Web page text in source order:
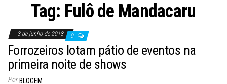
Tag: Fulô de Mandacaru
3 de junho de 2018 0
Forrozeiros lotam pátio de eventos na
primeira noite de shows
Por BLOGEM